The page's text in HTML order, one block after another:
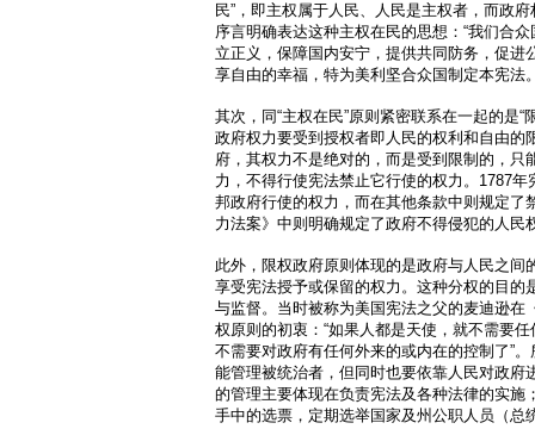
民”，即主权属于人民、人民是主权者，而政
序言明确表达这种主权在民的思想：“我们合
立正义，保障国内安宁，提供共同防务，促进
享自由的幸福，特为美利坚合众国制定本宪法
其次，同“主权在民”原则紧密联系在一起的是
政府权力要受到授权者即人民的权利和自由的
府，其权力不是绝对的，而是受到限制的，只
力，不得行使宪法禁止它行使的权力。1787
邦政府行使的权力，而在其他条款中则规定了
力法案》中则明确规定了政府不得侵犯的人民
此外，限权政府原则体现的是政府与人民之间
享受宪法授予或保留的权力。这种分权的目的
与监督。当时被称为美国宪法之父的麦迪逊在
权原则的初衷：“如果人都是天使，就不需要
不需要对政府有任何外来的或内在的控制了”
能管理被统治者，但同时也要依靠人民对政府
的管理主要体现在负责宪法及各种法律的实施
手中的选票，定期选举国家及州公职人员（总